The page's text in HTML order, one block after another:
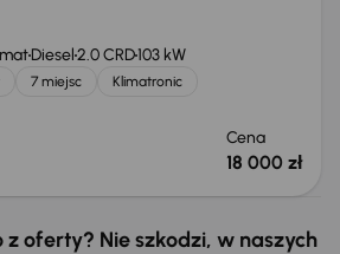
Diesel2.0 CRD103 kW
7 miejsc
Klimatronic
Cena
18 000 zł
z oferty? Nie szkodzi, w naszych